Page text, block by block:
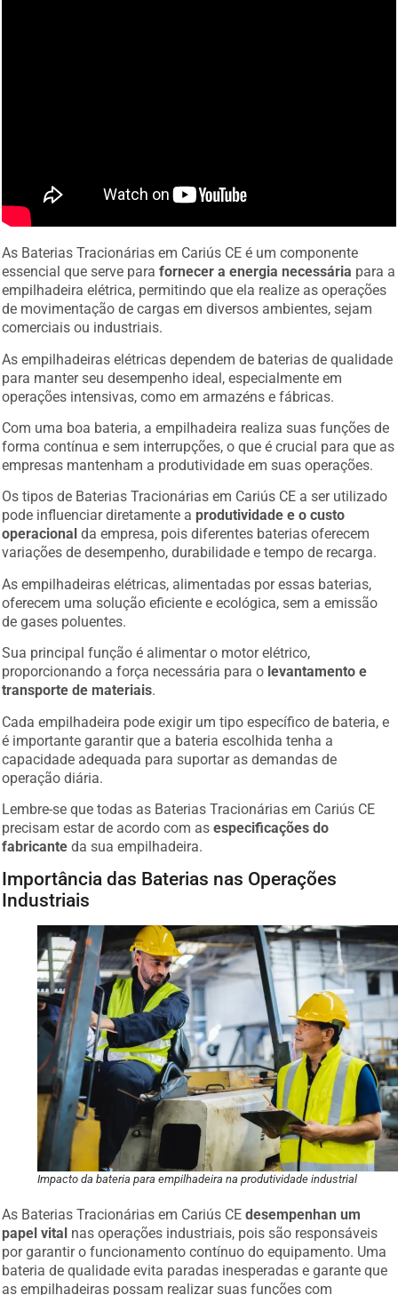
As Baterias Tracionárias em Cariús CE é um componente
essencial que serve parafornecer a energia necessária para a
empilhadeira elétrica, permitindo que ela realize as operações
de movimentação de cargas em diversos ambientes, sejam
comerciais ou industriais.
As empilhadeiras elétricas dependem de baterias de qualidade
para manter seu desempenho ideal, especialmente em
operações intensivas, como em armazéns e fábricas.
Com uma boa bateria, a empilhadeira realiza suas funções de
forma contínua e sem interrupções, o que é crucial para que as
empresas mantenham a produtividade em suas operações.
Os tipos de Baterias Tracionárias em Cariús CE a ser utilizado
pode influenciar diretamente a produtividade e o custo
operacional da empresa, pois diferentes baterias oferecem
variações de desempenho, durabilidade e tempo de recarga.
As empilhadeiras elétricas, alimentadas por essas baterias,
oferecem uma solução eficiente e ecológica, sem a emissão
de gases poluentes.
Sua principal função é alimentar o motor elétrico,
proporcionando a força necessária para o levantamento e
transporte de materiais.
Cada empilhadeira pode exigir um tipo específico de bateria, e
é importante garantir que a bateria escolhida tenha a
capacidade adequada para suportar as demandas de
operação diária.
Lembre-se que todas as Baterias Tracionárias em Cariús CE
precisam estar de acordo com as especificações do
fabricante da sua empilhadeira.
Importância das Baterias nas Operações
Industriais
Impacto da bateria para empilhadeira na produtividade industrial
As Baterias Tracionárias em Cariús CEdesempenhan um
papel vital nas operações industriais, pois são responsáveis
por garantir o funcionamento contínuo do equipamento. Uma
bateria de qualidade evita paradas inesperadas e garante que
as empilhadeiras possam realizar suas funções com